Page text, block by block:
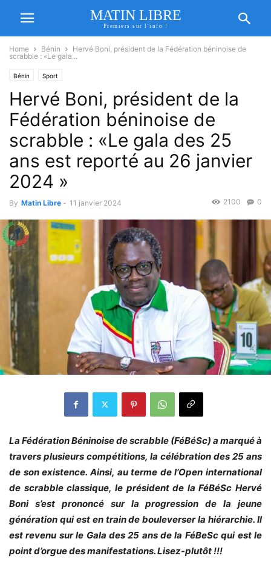
MATIN LIBRE
Premiers sur l'info !
Home Bénin
Hervé Boni, président de la Fédération béninoise de
scrabble : «Le gala...
Bénin Sport
Hervé Boni, président de la
Fédération béninoise de
scrabble : «Le gala des 25
ans est reporté au 26 janvier
2024 »
By Matin Libre - 11 janvier 2024 0
2100
La Fédération Béninoise de scrabble (FéBéSc) a marqué à
travers plusieurs compétitions, la célébration des 25 ans
de son existence. Ainsi, au terme de l’Open international
de scrabble classique, le président de la FéBéSc Hervé
Boni s’est prononcé sur la progression de la jeune
génération qui est en train de bouleverser la hiérarchie. Il
est revenu sur le Gala des 25 ans de la FéBeSc qui est le
point d’orgue des manifestations. Lisez-plutôt !!!